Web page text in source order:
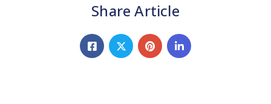
Share Article